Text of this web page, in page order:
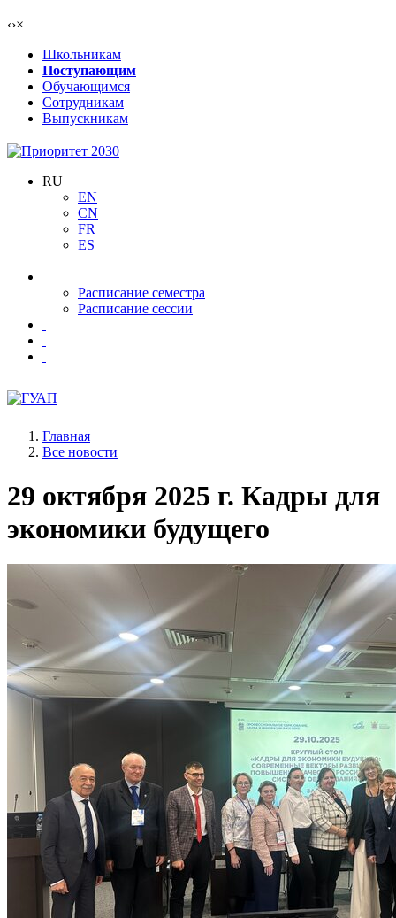
‹›×
Школьникам
Поступающим
Обучающимся
Сотрудникам
Выпускникам
RU
EN
CN
FR
ES
Расписание семестра
Расписание сессии
Главная
Все новости
29 октября 2025 г. Кадры для
экономики будущего